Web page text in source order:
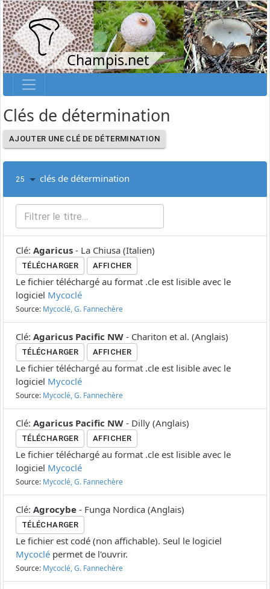
Champis.net
Clés de détermination
AJOUTER UNE CLÉ DE DÉTERMINATION
25 clés de détermination
Clé: Agaricus - La Chiusa (Italien)
TÉLÉCHARGER AFFICHER
Le fichier téléchargé au format .cle est lisible avec le
logiciel Mycoclé
Source: Mycoclé, G. Fannechère
Clé: Agaricus Pacific NW - Chariton et al. (Anglais)
TÉLÉCHARGER AFFICHER
Le fichier téléchargé au format .cle est lisible avec le
logiciel Mycoclé
Source: Mycoclé, G. Fannechère
Clé: Agaricus Pacific NW - Dilly (Anglais)
TÉLÉCHARGER AFFICHER
Le fichier téléchargé au format .cle est lisible avec le
logiciel Mycoclé
Source: Mycoclé, G. Fannechère
Clé: Agrocybe - Funga Nordica (Anglais)
TÉLÉCHARGER
Le fichier est codé (non affichable). Seul le logiciel
Mycoclé permet de l'ouvrir.
Source: Mycoclé, G. Fannechère